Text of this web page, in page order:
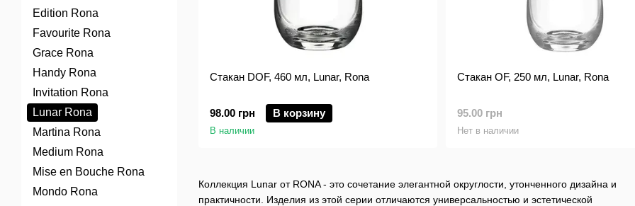
Коллекция Lunar от RONA - это сочетание элегантной округлости, утонченного дизайна и
практичности. Изделия из этой серии отличаются универсальностью и эстетической
Стакан DOF, 460 мл, Lunar, Rona
98.00 грн В корзину
В наличии
Стакан OF, 250 мл, Lunar, Rona
95.00 грн
Нет в наличии
Edition Rona
Favourite Rona
Grace Rona
Handy Rona
Invitation Rona
Lunar Rona
Martina Rona
Medium Rona
Mise en Bouche Rona
Mondo Rona